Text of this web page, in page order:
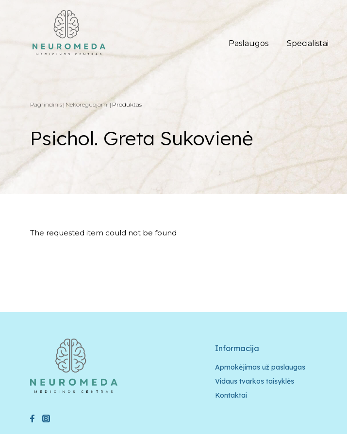
Paslaugos Specialistai
Pagrindinis Nekoreguojami Produktas
Psichol. Greta Sukovienė
The requested item could not be found
Informacija
Apmokėjimas už paslaugas
Vidaus tvarkos taisyklės
Kontaktai